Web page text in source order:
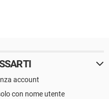
account
con nome utente